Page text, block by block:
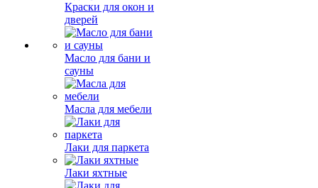
Краски для окон и
дверей
Масло для бани и
сауны
Масла для мебели
Лаки для паркета
Лаки яхтные